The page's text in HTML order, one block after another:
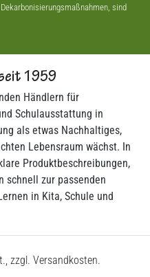
sind
seit 1959
Händlern für
Schulausstattung in
als etwas Nachhaltiges,
Lebensraum wächst. In
Produktbeschreibungen,
schnell zur passenden
in Kita, Schule und
zzgl. Versandkosten.